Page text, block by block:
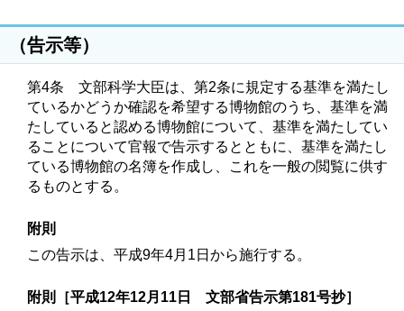
（告示等）
第4条 文部科学大臣は、第2条に規定する基準を満たし
ているかどうか確認を希望する博物館のうち、基準を満
たしていると認める博物館について、基準を満たしてい
ることについて官報で告示するとともに、基準を満たし
ている博物館の名簿を作成し、これを一般の閲覧に供す
るものとする。
附則
この告示は、平成9年4月1日から施行する。
附則［平成12年12月11日 文部省告示第181号抄］